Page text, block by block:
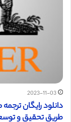
2023-11-03
دانلود رایگان ترجمه
طریق تحقیق و توسعه